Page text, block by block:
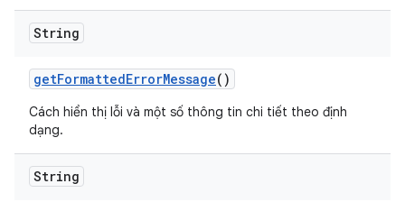
String
getFormattedErrorMessage()
Cách hiển thị lỗi và một số thông tin chi tiết theo định
dạng.
String